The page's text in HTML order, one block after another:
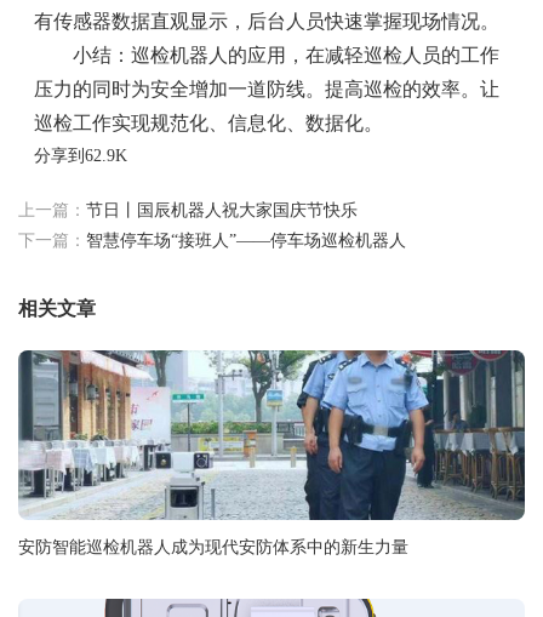
有传感器数据直观显示，后台人员快速掌握现场情况。
小结：巡检机器人的应用，在减轻巡检人员的工作
压力的同时为安全增加一道防线。提高巡检的效率。让
巡检工作实现规范化、信息化、数据化。
分享到62.9K
上一篇： 节日丨国辰机器人祝大家国庆节快乐
下一篇： 智慧停车场“接班人”——停车场巡检机器人
相关文章
安防智能巡检机器人成为现代安防体系中的新生力量